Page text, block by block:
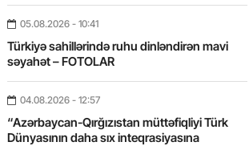
05.08.2026 - 10:41
Türkiyə sahillərində ruhu dinləndirən mavi
səyahət – FOTOLAR
04.08.2026 - 12:57
“Azərbaycan-Qırğızıstan müttəfiqliyi Türk
Dünyasının daha sıx inteqrasiyasına